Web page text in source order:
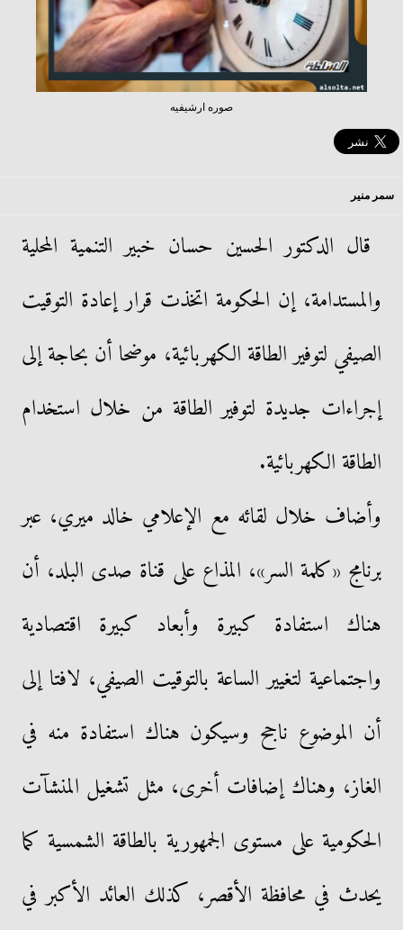
صوره ارشيفيه
سمر منير
قال الدكتور الحسين حسان خبير التنمية المحلية
والمستدامة، إن الحكومة اتخذت قرار إعادة التوقيت
الصيفي لتوفير الطاقة الكهربائية، موضحا أن بحاجة إلى
إجراءات جديدة لتوفير الطاقة من خلال استخدام
الطاقة الكهربائية.
وأضاف خلال لقائه مع الإعلامي خالد ميري، عبر
برنامج «كلمة السر»، المذاع على قناة صدى البلد، أن
هناك استفادة كبيرة وأبعاد كبيرة اقتصادية
واجتماعية لتغيير الساعة بالتوقيت الصيفي، لافتا إلى
أن الموضوع ناجح وسيكون هناك استفادة منه في
الغاز، وهناك إضافات أخرى، مثل تشغيل المنشآت
الحكومية على مستوى الجمهورية بالطاقة الشمسية كما
يحدث في محافظة الأقصر، كذلك العائد الأكبر في